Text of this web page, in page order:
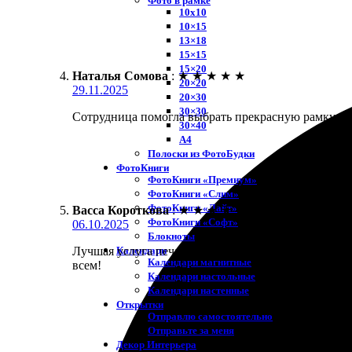
10х10
10×15
13×18
15×15
15×20
20×20
20×30
30×30
30×40
A4
Полоски из ФотоБудки
ФотоКниги
ФотоКниги «Премиум»
ФотоКниги «Слим»
ФотоКниги «Лайт»
ФотоКниги «Софт»
Блокноты
Календари
Календари магнитные
Календари настольные
Календари настенные
Открытки
Отправлю самостоятельно
Отправьте за меня
Декор Интерьера
Наталья Сомова : ★ ★ ★ ★ ★
29.11.2025
Сотрудница помогла выбрать прекрасную рамку.
Васса Короткова : ★ ★ ★ ★ ★
06.10.2025
Лучшая услуга печати фотографий! Заказала фото
всем!